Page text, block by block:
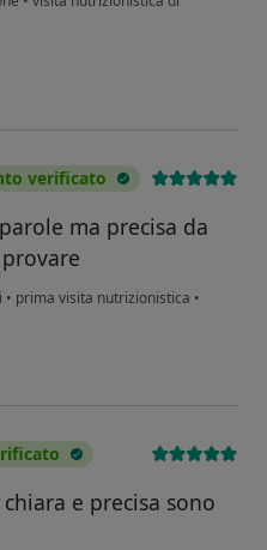
verificato
ma precisa da
• prima visita nutrizionistica •
e precisa sono